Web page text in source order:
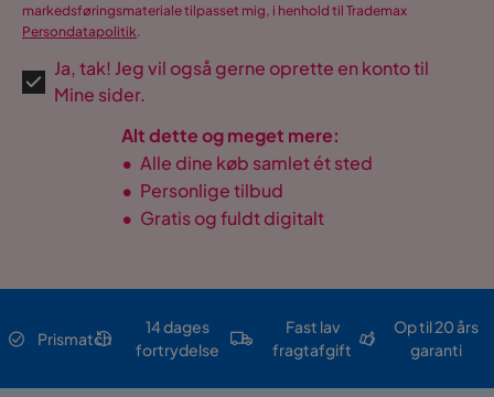
markedsføringsmateriale tilpasset mig, i henhold til Trademax
Persondatapolitik.
Ja, tak! Jeg vil også gerne oprette en konto til
Mine sider.
Alt dette og meget mere:
• Alle dine køb samlet ét sted
• Personlige tilbud
• Gratis og fuldt digitalt
Prismatch
14 dages
fortrydelse
Fast lav
fragtafgift
Op til 20 års
garanti